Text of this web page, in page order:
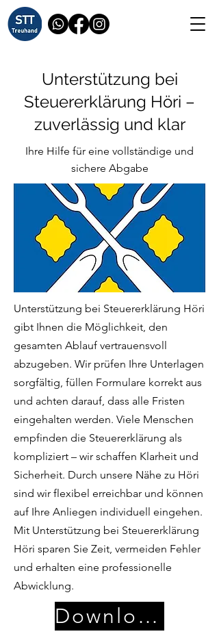
Unterstützung bei
Steuererklärung Höri –
zuverlässig und klar
Ihre Hilfe für eine vollständige und
sichere Abgabe
Unterstützung bei Steuererklärung Höri
gibt Ihnen die Möglichkeit, den
gesamten Ablauf vertrauensvoll
abzugeben. Wir prüfen Ihre Unterlagen
sorgfältig, füllen Formulare korrekt aus
und achten darauf, dass alle Fristen
eingehalten werden. Viele Menschen
empfinden die Steuererklärung als
kompliziert – wir schaffen Klarheit und
Sicherheit. Durch unsere Nähe zu Höri
sind wir flexibel erreichbar und können
auf Ihre Anliegen individuell eingehen.
Mit Unterstützung bei Steuererklärung
Höri sparen Sie Zeit, vermeiden Fehler
und erhalten eine professionelle
Abwicklung.
Download